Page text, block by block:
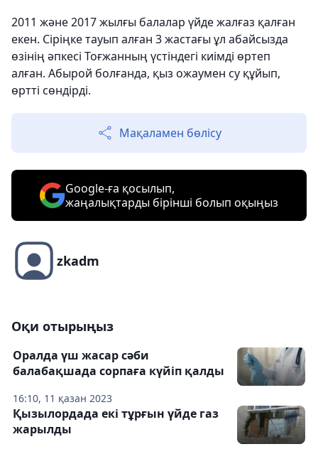
2011 және 2017 жылғы балалар үйде жалғаз қалған
екен. Сіріңке тауып алған 3 жастағы ұл абайсызда
өзінің әпкесі Тоғжанның үстіндегі киімді өртеп
алған. Абырой болғанда, қыз ожаумен су құйып,
өртті сөндірді.
Мақаламен бөлісу
Google-ға қосылып,
жаңалықтарды бірінші болып оқыңыз
zkadm
Оқи отырыңыз
16:10, 11 қазан 2023
Оралда үш жасар сәби
балабақшада сорпаға күйіп қалды
Қызылордада екі тұрғын үйде газ
жарылды